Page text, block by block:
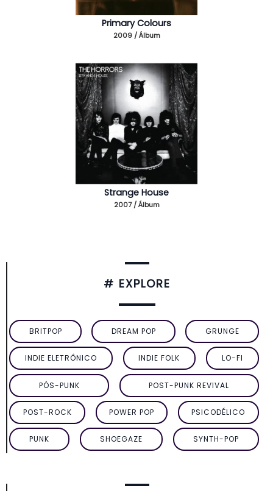
Primary Colours
2009 / Álbum
Strange House
2007 / Álbum
# EXPLORE
BRITPOP DREAM POP GRUNGE
INDIE ELETRÔNICO INDIE FOLK LO-FI
PÓS-PUNK POST-PUNK REVIVAL
POST-ROCK POWER POP PSICODÉLICO
PUNK SHOEGAZE SYNTH-POP